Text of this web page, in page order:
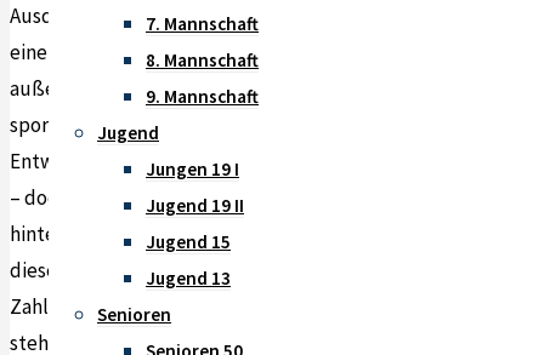
7. Mannschaft
8. Mannschaft
9. Mannschaft
Jugend
Jungen 19 I
Jugend 19 II
Jugend 15
Jugend 13
Senioren
Ausdruck
einer
außergewöhnlichen
sportlichen
Entwicklung
– doch
hinter
diesen
Zahlen
stehen